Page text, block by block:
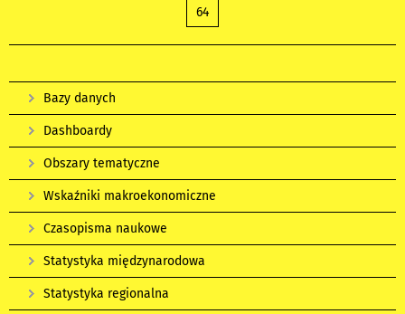
64
Bazy danych
Dashboardy
Obszary tematyczne
Wskaźniki makroekonomiczne
Czasopisma naukowe
Statystyka międzynarodowa
Statystyka regionalna